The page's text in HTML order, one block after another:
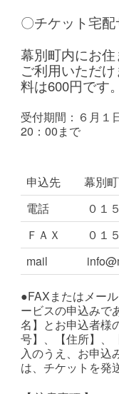
〇チケット宅配
幕別町内にお
ご利用いただ
料は600円です
受付期間：６月１
20：00まで
申込先
幕別
電話
０１
ＦＡＸ
０１
mail
●FAXまたはメー
ービスの申込みで
名】とお申込者様
号】、【住所】、
入のうえ、お申込
は、チケットを発